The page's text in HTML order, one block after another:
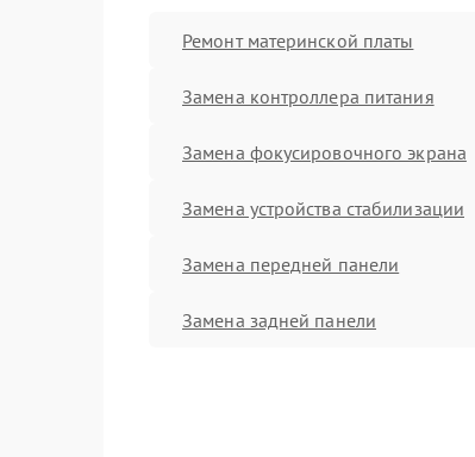
Ремонт материнской платы
Замена контроллера питания
Замена фокусировочного экрана
Замена устройства стабилизации
Замена передней панели
Замена задней панели